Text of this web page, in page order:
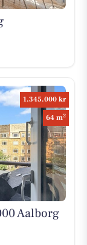
1.345.000 kr
64 m2
Aalborg